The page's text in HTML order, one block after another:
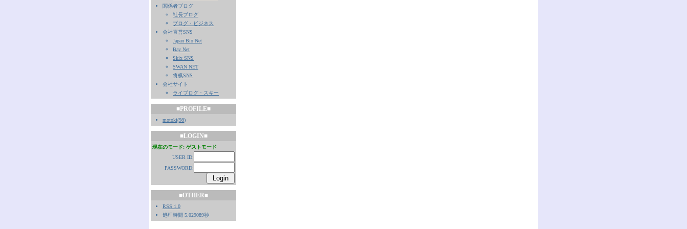
関係者ブログ
社長ブログ
ブログ・ビジネス
会社直営SNS
Japan Bio Net
Bay Net
Skix SNS
SWAN NET
将棋SNS
会社サイト
ライブログ・スキー
■PROFILE■
motoki(98)
■LOGIN■
現在のモード: ゲストモード
USER ID:
PASSWORD:
■OTHER■
RSS 1.0
処理時間 5.029089秒